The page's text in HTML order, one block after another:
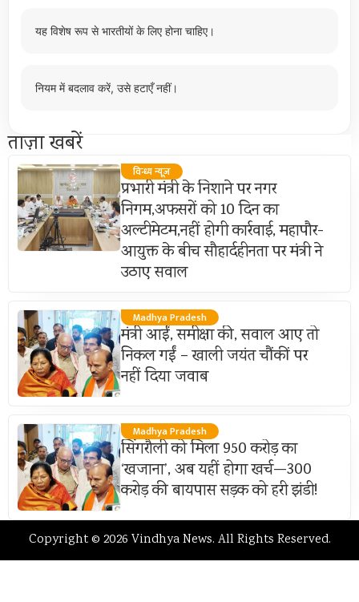
यह विशेष रूप से भारतीयों के लिए होना चाहिए।
नियम में बदलाव करें, उसे हटाएँ नहीं।
ताज़ा खबरें
विन्ध्य न्यूज़
प्रभारी मंत्री के निशाने पर नगर
निगम,अफसरों को 10 दिन का
अल्टीमेटम,नहीं होगी कार्रवाई, महापौर-
आयुक्त के बीच सौहार्दहीनता पर मंत्री ने
उठाए सवाल
Madhya Pradesh
मंत्री आईं, समीक्षा की, सवाल आए तो
निकल गईं – खाली जयंत चौंकीं पर
नहीं दिया जवाब
Madhya Pradesh
सिंगरौली को मिला 950 करोड़ का
‘खजाना’, अब यहीं होगा खर्च—300
करोड़ की बायपास सड़क को हरी झंडी!
Copyright © 2026 Vindhya News. All Rights Reserved.